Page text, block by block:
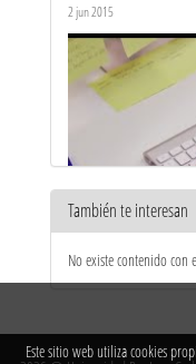
2 jun 2015
Aula virtual.
También te interesan
No existe contenido con
Este sitio web utiliza cookies